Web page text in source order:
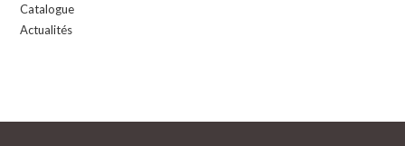
Catalogue
Actualités